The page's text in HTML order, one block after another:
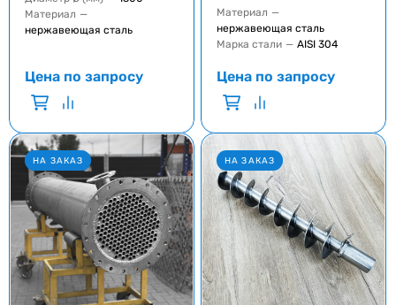
Материал —
нержавеющая сталь
Цена по запросу
Материал —
нержавеющая сталь
Марка стали — AISI 304
Цена по запросу
НА ЗАКАЗ НА ЗАКАЗ